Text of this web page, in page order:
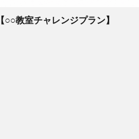
【○○教室チャレンジプラン】